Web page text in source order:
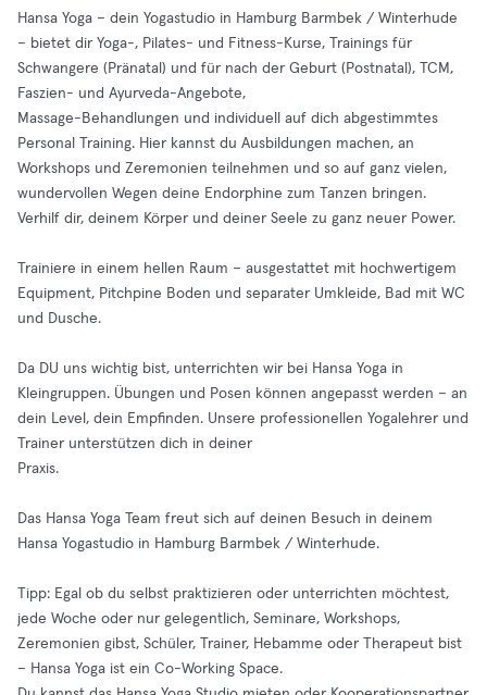
Hansa Yoga – dein Yogastudio in Hamburg Barmbek / Winterhude
– bietet dir Yoga-, Pilates- und Fitness-Kurse, Trainings für
Schwangere (Pränatal) und für nach der Geburt (Postnatal), TCM,
Faszien- und Ayurveda-Angebote,
Massage-Behandlungen und individuell auf dich abgestimmtes
Personal Training. Hier kannst du Ausbildungen machen, an
Workshops und Zeremonien teilnehmen und so auf ganz vielen,
wundervollen Wegen deine Endorphine zum Tanzen bringen.
Verhilf dir, deinem Körper und deiner Seele zu ganz neuer Power.
Trainiere in einem hellen Raum – ausgestattet mit hochwertigem
Equipment, Pitchpine Boden und separater Umkleide, Bad mit WC
und Dusche.
Da DU uns wichtig bist, unterrichten wir bei Hansa Yoga in
Kleingruppen. Übungen und Posen können angepasst werden – an
dein Level, dein Empfinden. Unsere professionellen Yogalehrer und
Trainer unterstützen dich in deiner
Praxis.
Das Hansa Yoga Team freut sich auf deinen Besuch in deinem
Hansa Yogastudio in Hamburg Barmbek / Winterhude.
Tipp: Egal ob du selbst praktizieren oder unterrichten möchtest,
jede Woche oder nur gelegentlich, Seminare, Workshops,
Zeremonien gibst, Schüler, Trainer, Hebamme oder Therapeut bist
– Hansa Yoga ist ein Co-Working Space.